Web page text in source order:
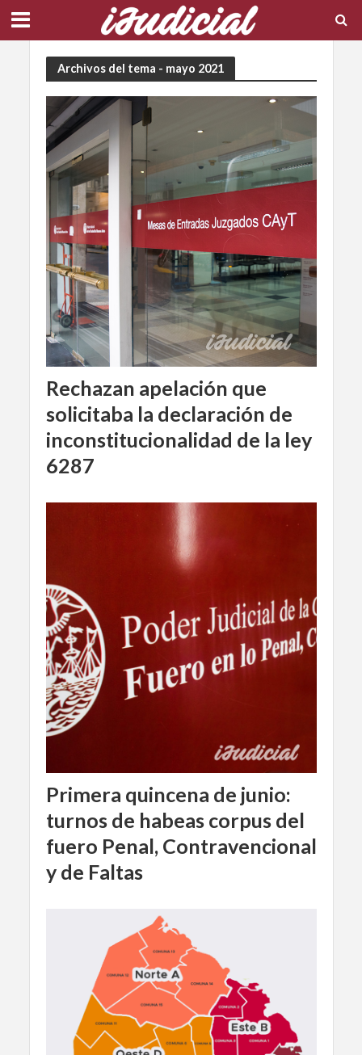
Archivos del tema - mayo 2021
Rechazan apelación que
solicitaba la declaración de
inconstitucionalidad de la ley
6287
Primera quincena de junio:
turnos de habeas corpus del
fuero Penal, Contravencional
y de Faltas